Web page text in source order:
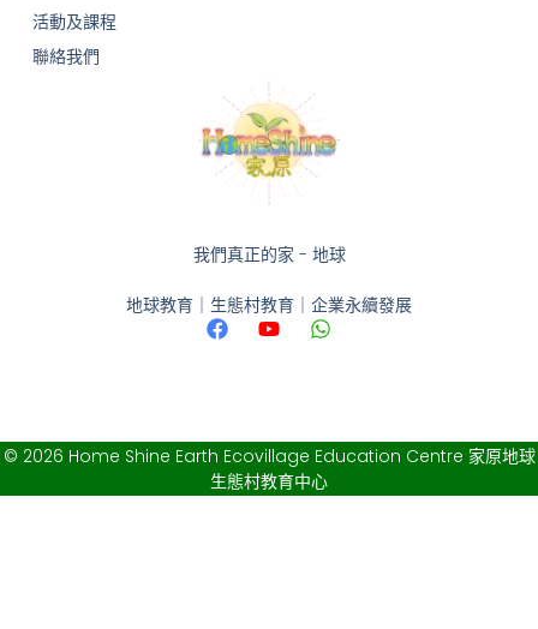
我們真正的家 - 地球
地球教育｜生態村教育｜企業永續發展
活動及課程
聯絡我們
© 2026 Home Shine Earth Ecovillage Education Centre 家原地球
生態村教育中心